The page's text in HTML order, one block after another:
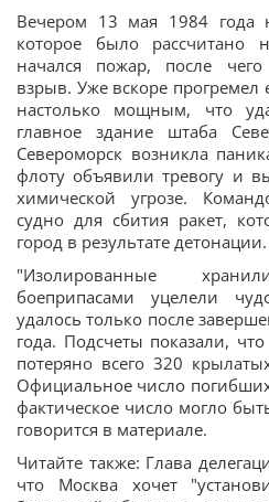
Вечером 13 мая 1984
которое было рассчитано
начался пожар, после
взрыв. Уже вскоре
настолько мощным, что
главное здание штаба
Североморск возникла
флоту объявили тревогу и
химической угрозе.
судно для сбития ракет,
город в результате детонации.
"Изолированные
боеприпасами уцелели
удалось только после
года. Подсчеты показали,
потеряно всего 320
Официальное число
фактическое число могло
говорится в материале.
Читайте также: Глава
что Москва хочет